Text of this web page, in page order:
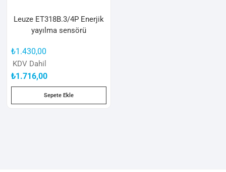
Leuze ET318B.3/4P Enerjik
yayılma sensörü
₺1.430,00
KDV Dahil
₺1.716,00
Sepete Ekle